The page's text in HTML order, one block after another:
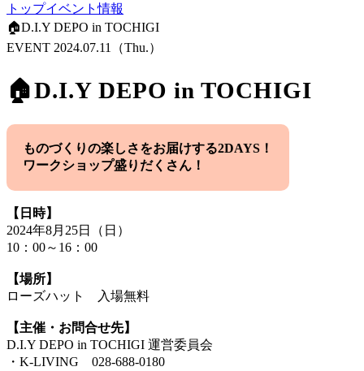
トップイベント情報
🏠D.I.Y DEPO in TOCHIGI
EVENT 2024.07.11 （Thu.）
🏠D.I.Y DEPO in TOCHIGI
ものづくりの楽しさをお届けする2DAYS！
ワークショップ盛りだくさん！
【日時】
2024年8月25日（日）
10：00～16：00
【場所】
ローズハット 入場無料
【主催・お問合せ先】
D.I.Y DEPO in TOCHIGI 運営委員会
・K-LIVING 028-688-0180